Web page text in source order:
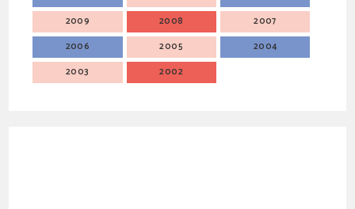
2009
2008
2007
2006
2005
2004
2003
2002